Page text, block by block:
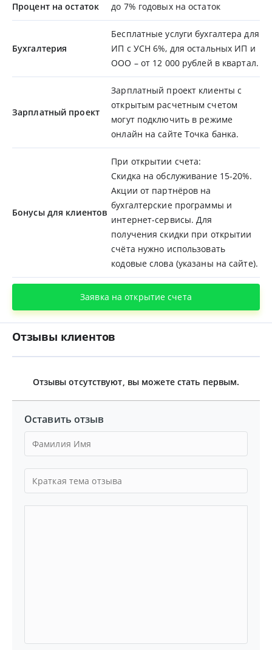
Процент на остаток до 7% годовых на остаток
Бухгалтерия
Бесплатные услуги бухгалтера для
ИП с УСН 6%, для остальных ИП и
ООО – от 12 000 рублей в квартал.
Зарплатный проект
Зарплатный проект клиенты с
открытым расчетным счетом
могут подключить в режиме
онлайн на сайте Точка банка.
Бонусы для клиентов
При открытии счета:
Скидка на обслуживание 15-20%.
Акции от партнёров на
бухгалтерские программы и
интернет-сервисы. Для
получения скидки при открытии
счёта нужно использовать
кодовые слова (указаны на сайте).
Заявка на открытие счета
Отзывы клиентов
Отзывы отсутствуют, вы можете стать первым.
Оставить отзыв